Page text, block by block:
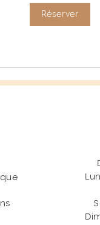
Réserver